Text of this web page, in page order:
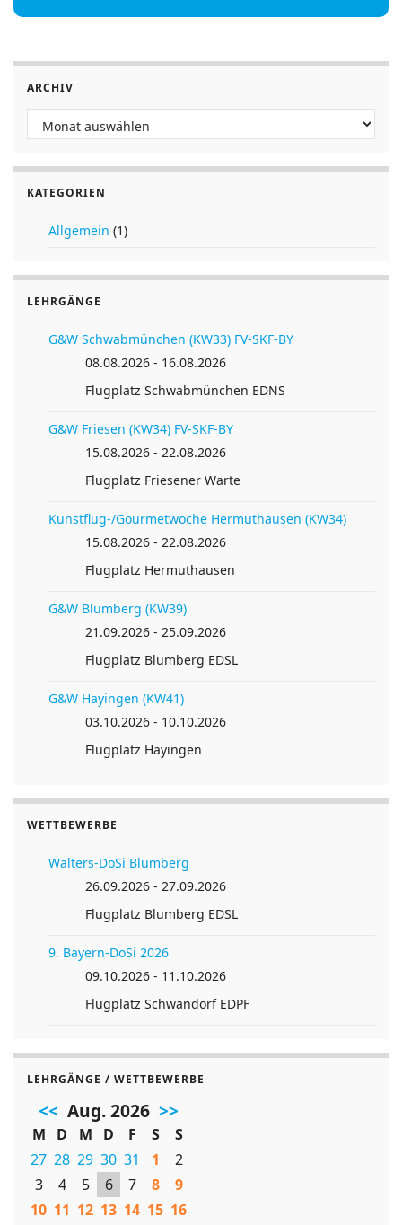
Flugplatz Thannhausen EDNU
86470 Thannhausen (Deutschland)
ARCHIV
Archiv
KATEGORIEN
Allgemein (1)
LEHRGÄNGE
G&W Schwabmünchen (KW33) FV-SKF-BY
08.08.2026 - 16.08.2026
Flugplatz Schwabmünchen EDNS
G&W Friesen (KW34) FV-SKF-BY
15.08.2026 - 22.08.2026
Flugplatz Friesener Warte
Kunstflug-/Gourmetwoche Hermuthausen (KW34)
15.08.2026 - 22.08.2026
Flugplatz Hermuthausen
G&W Blumberg (KW39)
21.09.2026 - 25.09.2026
Flugplatz Blumberg EDSL
G&W Hayingen (KW41)
03.10.2026 - 10.10.2026
Flugplatz Hayingen
WETTBEWERBE
Walters-DoSi Blumberg
26.09.2026 - 27.09.2026
Flugplatz Blumberg EDSL
9. Bayern-DoSi 2026
09.10.2026 - 11.10.2026
Flugplatz Schwandorf EDPF
LEHRGÄNGE / WETTBEWERBE
<< Aug. 2026 >>
M D M D F S
S
27 28 29 30 31 1
2
3
4 5 6 7 8
9
10 11 12 13 14 15 16